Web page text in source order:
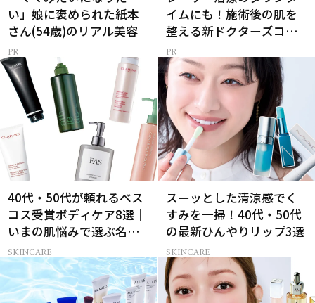
い」娘に褒められた紙本
さん(54歳)のリアル美容
イムにも！施術後の肌を
整える新ドクターズコス
メ
40代・50代が頼れるベス
コス受賞ボディケア8選｜
いまの肌悩みで選ぶ名品
まとめ
SKINCARE
スーッとした清涼感でく
すみを一掃！40代・50代
の最新ひんやりリップ3選
SKINCARE